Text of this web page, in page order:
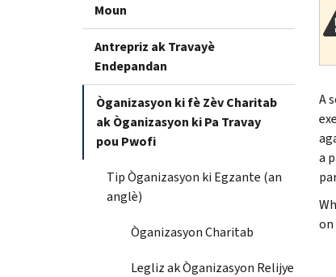
Moun
Antrepriz ak Travayè
Endepandan
Òganizasyon ki fè Zèv Charitab
ak Òganizasyon ki Pa Travay
pou Pwofi
Tip Òganizasyon ki Egzante (an
anglè)
Òganizasyon Charitab
Legliz ak Òganizasyon Relijye
A
a